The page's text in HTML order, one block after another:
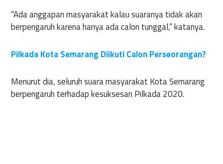
“Ada anggapan masyarakat kalau suaranya tidak akan
berpengaruh karena hanya ada calon tunggal,” katanya.
Pilkada Kota Semarang Diikuti Calon Perseorangan?
Menurut dia, seluruh suara masyarakat Kota Semarang
berpengaruh terhadap kesuksesan Pilkada 2020.